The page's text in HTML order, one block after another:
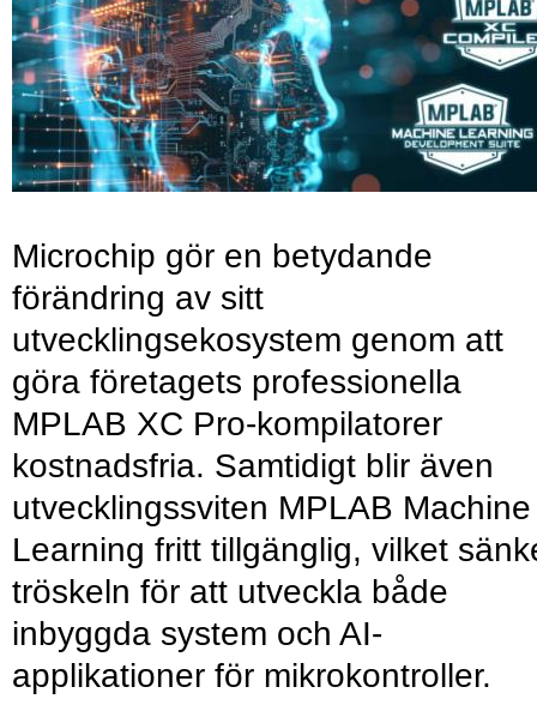
Microchip gör en betydande
förändring av sitt
utvecklingsekosystem genom att
göra företagets professionella
MPLAB XC Pro-kompilatorer
kostnadsfria. Samtidigt blir även
utvecklingssviten MPLAB Machine
Learning fritt tillgänglig, vilket
tröskeln för att utveckla både
inbyggda system och AI-
applikationer för mikrokontroller.